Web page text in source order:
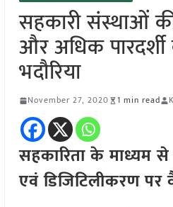
सहकारी संस्थाओं
और अधिक
भदौरिया
November 27, 2020 1 min read
सहकारिता के माध्यम से
एवं डिजिटिलीकरण पर